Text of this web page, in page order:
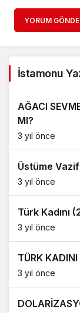
YORUM
İstamonu
AĞACI
MI?
3 yıl önce
Üstüme
3 yıl önce
Türk Kadını
3 yıl önce
TÜRK KADINI
3 yıl önce